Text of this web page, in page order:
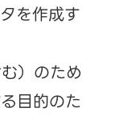
を作成す
）のため
目的のた